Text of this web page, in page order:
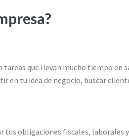
que llevan mucho tiempo en
en tu idea de negocio, buscar
obligaciones fiscales, laborales